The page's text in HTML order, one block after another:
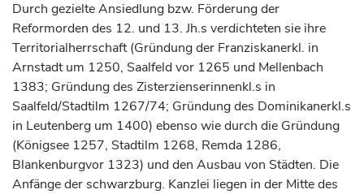
Durch gezielte Ansiedlung bzw. Förderung der
Reformorden des 12. und 13. Jh.s verdichteten sie ihre
Territorialherrschaft (Gründung der Franziskanerkl. in
Arnstadt um 1250, Saalfeld vor 1265 und Mellenbach
1383; Gründung des Zisterzienserinnenkl.s in
Saalfeld/Stadtilm 1267/74; Gründung des Dominikanerkl.s
in Leutenberg um 1400) ebenso wie durch die Gründung
(Königsee 1257, Stadtilm 1268, Remda 1286,
Blankenburgvor 1323) und den Ausbau von Städten. Die
Anfänge der schwarzburg. Kanzlei liegen in der Mitte des